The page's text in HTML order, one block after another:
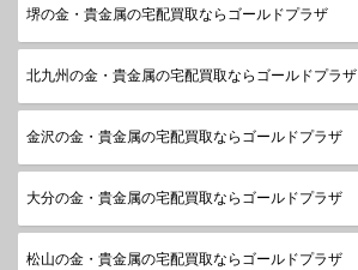
堺の金・貴金属の宅配買取ならゴールドプラザ
北九州の金・貴金属の宅配買取ならゴールドプラザ
金沢の金・貴金属の宅配買取ならゴールドプラザ
大分の金・貴金属の宅配買取ならゴールドプラザ
松山の金・貴金属の宅配買取ならゴールドプラザ